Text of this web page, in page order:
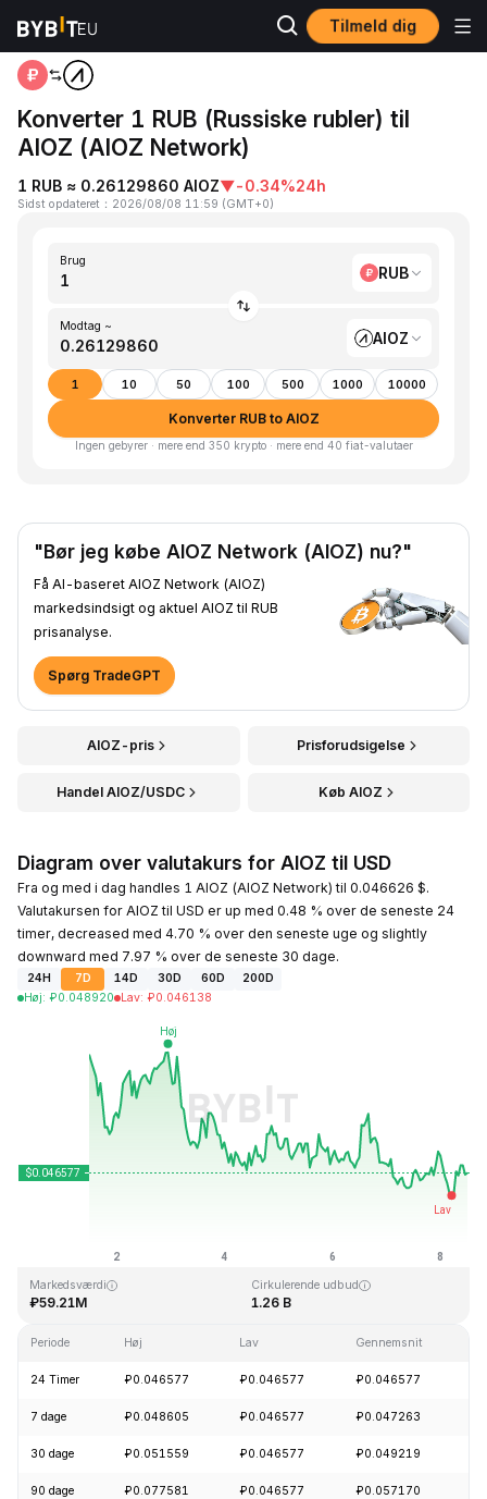
Tilmeld dig
Hjem RUB to AIOZ
Konverter 1 RUB (Russiske rubler) til
AIOZ (AIOZ Network)
1 RUB ≈ 0.26129860 AIOZ▼-0.34%24h
Sidst opdateret ： 2026/08/08 11:59 (GMT+0)
Brug
RUB
Modtag ~
AIOZ
1 10 50 100 500 1000 10000
Konverter RUB to AIOZ
Ingen gebyrer · mere end 350 krypto · mere end 40 fiat-valutaer
"Bør jeg købe AIOZ Network (AIOZ) nu?"
Få AI-baseret AIOZ Network (AIOZ)
markedsindsigt og aktuel AIOZ til RUB
prisanalyse.
Spørg TradeGPT
AIOZ-pris Prisforudsigelse
Handel AIOZ/USDC Køb AIOZ
Diagram over valutakurs for AIOZ til USD
Fra og med i dag handles 1 AIOZ (AIOZ Network) til 0.046626 $.
Valutakursen for AIOZ til USD er up med 0.48 % over de seneste 24
timer, decreased med 4.70 % over den seneste uge og slightly
downward med 7.97 % over de seneste 30 dage.
24H 7D 14D 30D 60D
200D
Høj: ₽0.048920 Lav: ₽0.046138
Markedsværdi
₽59.21M
Cirkulerende udbud
1.26 B
Periode Høj Lav Gennemsnit
24 Timer ₽0.046577 ₽0.046577 ₽0.046577
7 dage ₽0.048605 ₽0.046577 ₽0.047263
30 dage ₽0.051559 ₽0.046577 ₽0.049219
90 dage ₽0.077581 ₽0.046577 ₽0.057170